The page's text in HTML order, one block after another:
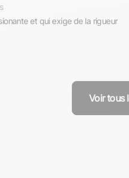
et qui exige de la rigueur
Voir tous